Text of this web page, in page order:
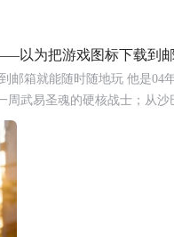
以为把游戏图标下载到
箱就能随时随地玩 他是04
武易圣魂的硬核战士；从沙